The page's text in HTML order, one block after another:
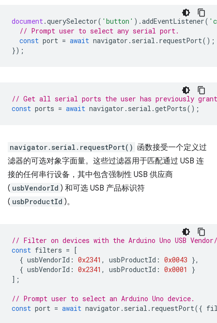
document.querySelector( 'button' ).addEventListener(
// Prompt user to select any serial port.
const port = await navigator . serial . requestPort();
});
// Get all serial ports the user has previously
const ports = await navigator . serial .getPorts();
navigator.serial.requestPort() 函数接受一个定义过
滤器的可选对象字面量。这些过滤器用于匹配通过 USB 连
接的任何串行设备，其中包含强制性 USB 供应商
( usbVendorId ) 和可选 USB 产品标识符
( usbProductId )。
// Filter on devices with the Arduino Uno USB
const filters = [
{ usbVendorId : 0x2341 , usbProductId : 0x0043 },
{ usbVendorId : 0x2341 , usbProductId : 0x0001
}
];
// Prompt user to select an Arduino Uno device.
const port = await navigator . serial . requestPort({